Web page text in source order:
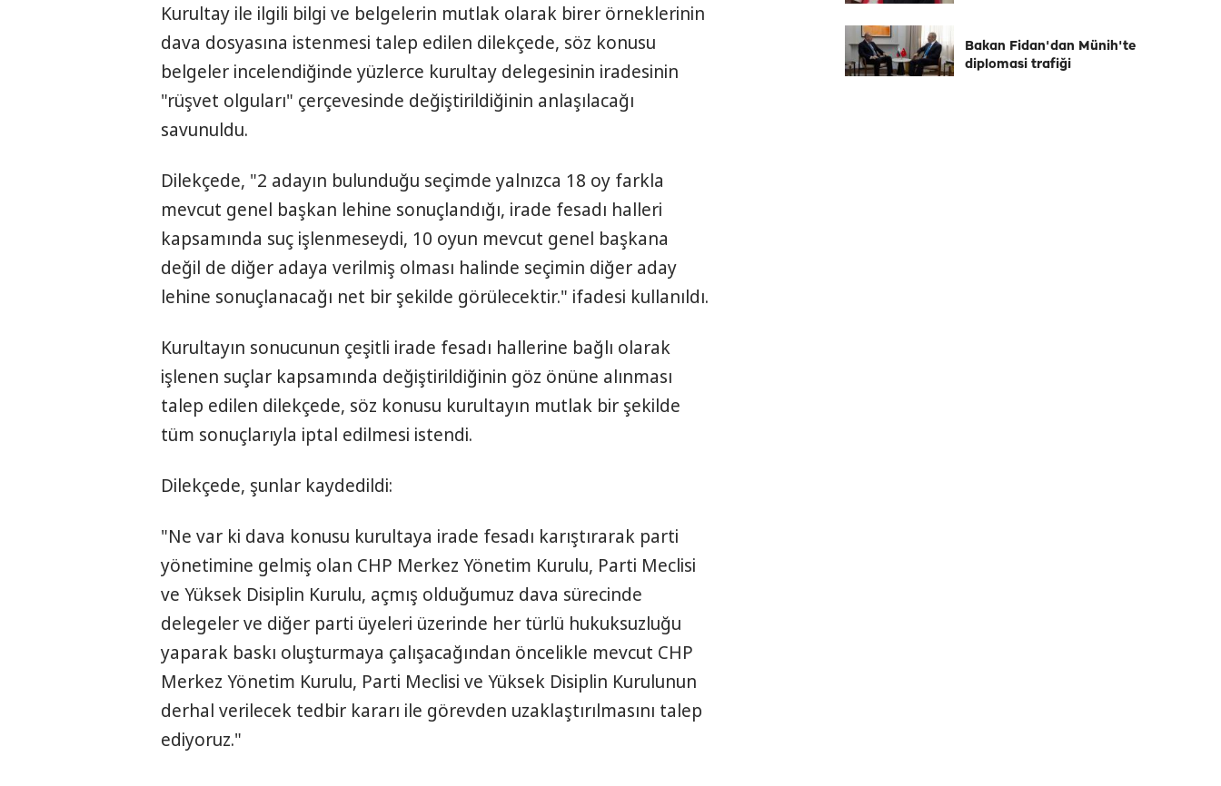
Kurultay ile ilgili bilgi ve belgelerin mutlak olarak birer örneklerinin
dava dosyasına istenmesi talep edilen dilekçede, söz konusu
belgeler incelendiğinde yüzlerce kurultay delegesinin iradesinin
"rüşvet olguları" çerçevesinde değiştirildiğinin anlaşılacağı
savunuldu.
Dilekçede, "2 adayın bulunduğu seçimde yalnızca 18 oy farkla
mevcut genel başkan lehine sonuçlandığı, irade fesadı halleri
kapsamında suç işlenmeseydi, 10 oyun mevcut genel başkana
değil de diğer adaya verilmiş olması halinde seçimin diğer aday
lehine sonuçlanacağı net bir şekilde görülecektir." ifadesi kullanıldı.
Kurultayın sonucunun çeşitli irade fesadı hallerine bağlı olarak
işlenen suçlar kapsamında değiştirildiğinin göz önüne alınması
talep edilen dilekçede, söz konusu kurultayın mutlak bir şekilde
tüm sonuçlarıyla iptal edilmesi istendi.
Dilekçede, şunlar kaydedildi:
"Ne var ki dava konusu kurultaya irade fesadı karıştırarak parti
yönetimine gelmiş olan CHP Merkez Yönetim Kurulu, Parti Meclisi
ve Yüksek Disiplin Kurulu, açmış olduğumuz dava sürecinde
delegeler ve diğer parti üyeleri üzerinde her türlü hukuksuzluğu
yaparak baskı oluşturmaya çalışacağından öncelikle mevcut CHP
Merkez Yönetim Kurulu, Parti Meclisi ve Yüksek Disiplin Kurulunun
derhal verilecek tedbir kararı ile görevden uzaklaştırılmasını talep
ediyoruz."
Bakan Fidan'dan Münih'te
diplomasi trafiği